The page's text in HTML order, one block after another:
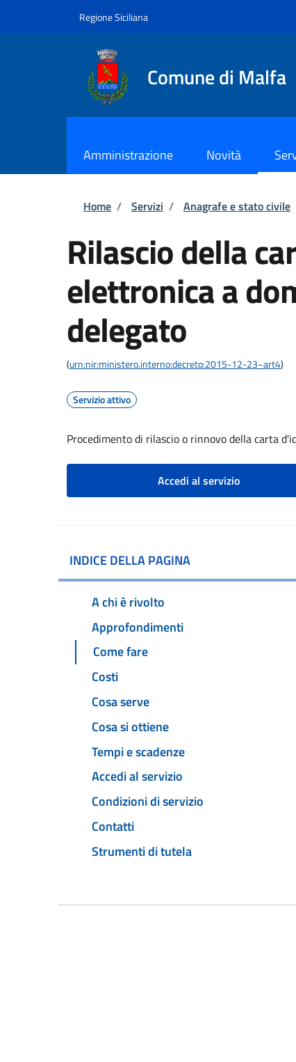
Regione Siciliana
Comune di Malfa
Amministrazione Novità
Briciole di pane
Home / Servizi / Anagrafe e stato civile
Rilascio della
elettronica a
delegato
(urn:nir:ministero.interno:decreto:2015-12-23~art4)
Servizio attivo
Procedimento di rilascio o rinnovo della carta
Accedi al servizio
INDICE DELLA PAGINA
A chi è rivolto
Approfondimenti
Come fare
Costi
Cosa serve
Cosa si ottiene
Tempi e scadenze
Accedi al servizio
Condizioni di servizio
Contatti
Strumenti di tutela